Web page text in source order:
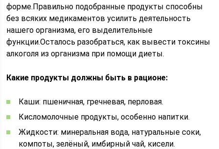
форме.Правильно подобранные продукты способны
без всяких медикаментов усилить деятельность
нашего организма, его выделительные
функции.Осталось разобраться, как вывести токсины
алкоголя из организма при помощи диеты.
Какие продукты должны быть в рационе:
Каши: пшеничная, гречневая, перловая.
Кисломолочные продукты, особенно напитки.
Жидкости: минеральная вода, натуральные соки,
компоты, зелёный, имбирный чай, кисели.